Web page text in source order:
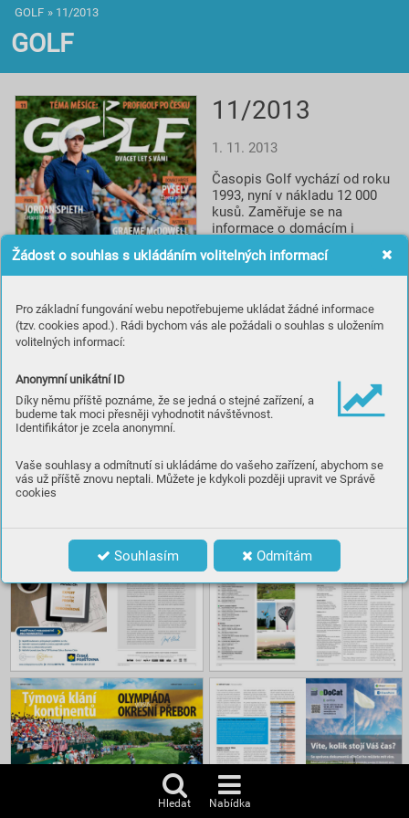
Žádost o souhlas s ukládáním volitelných informací
Pro základní fungování webu nepotřebujeme ukládat žádné informace
(tzv. cookies apod.). Rádi bychom vás ale požádali o souhlas s uložením
volitelných informací:
Anonymní unikátní ID
Díky němu příště poznáme, že se jedná o stejné zařízení, a
budeme tak moci přesněji vyhodnotit návštěvnost.
Identifikátor je zcela anonymní.
Vaše souhlasy a odmítnutí si ukládáme do vašeho zařízení, abychom se
vás už příště znovu neptali. Můžete je kdykoli později upravit ve Správě
cookies
Souhlasím Odmítám
11/2013
1. 11. 2013
Časopis Golf vychází od roku
1993, nyní v nákladu 12 000
kusů. Zaměřuje se na
informace o domácím i
rozhovory a profily, testy
vybavení, informace o
golfem. Spolupracuje s
prestižním britským titulem
asociace.
Obsah
GOLF » 11/2013
GOLF
Hledat Nabídka